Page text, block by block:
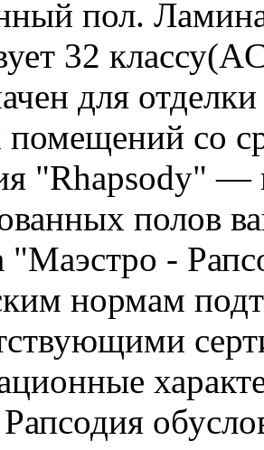
пол.
32
для
со
"Rhapsody" —
полов
"Маэстро -
нормам